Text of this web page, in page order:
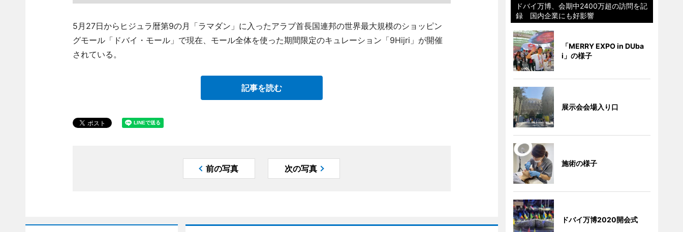
5月27日からヒジュラ暦第9の月「ラマダン」に入ったアラブ首長国連邦の世界最大規模のショッピン
グモール「ドバイ・モール」で現在、モール全体を使った期間限定のキュレーション「9Hijri」が開催
されている。
記事を読む
前の写真 次の写真
ドバイ万博、会期中2400万超の訪問を記
録 国内企業にも好影響
「MERRY EXPO in DUba
i」の様子
展示会会場入り口
施術の様子
ドバイ万博2020開会式